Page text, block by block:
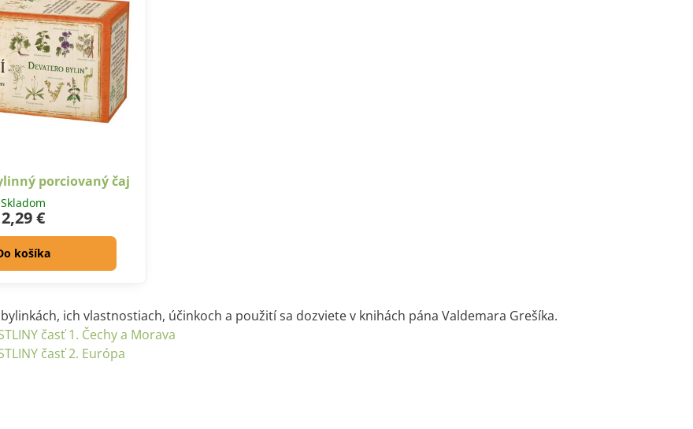
porciovaný čaj
Skladom
2,29 €
košíka
ich vlastnostiach, účinkoch a použití sa dozviete v knihách pána Valdemara Grešíka.
časť 1. Čechy a Morava
časť 2. Európa